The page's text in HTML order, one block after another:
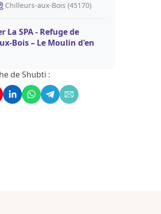
Chilleurs-aux-Bois (45170)
La SPA - Refuge de
Bois – Le Moulin d'en
de Shubti :